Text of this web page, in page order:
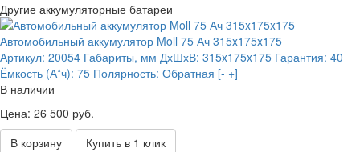
Другие аккумуляторные батареи
Автомобильный аккумулятор Moll 75 Ач 315x175x175
Артикул: 20054 Габариты, мм ДхШхВ: 315x175x175 Гарантия: 40
Ёмкость (А*ч): 75 Полярность: Обратная [- +]
В наличии
Цена: 26 500 руб.
В корзину
Купить в 1 клик